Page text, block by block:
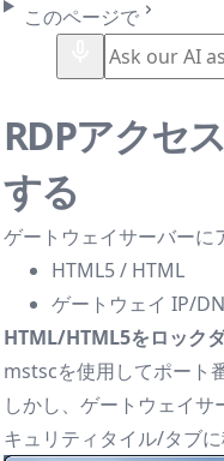
このページで
RDPアクセ
する
ゲートウェイサーバーに
HTML5 / HTML
ゲートウェイ IP/
HTML/HTML5をロック
mstscを使用してポート
しかし、ゲートウェイ
キュリティタイル/タブ